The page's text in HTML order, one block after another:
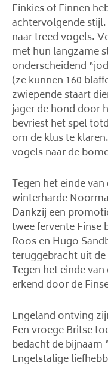
Finkies of Finnen
achtervolgende
naar treed vogels.
met hun langzame
onderscheidend
(ze kunnen 160
zwiepende staart
jager de hond door
bevriest het spel
om de klus te
vogels naar de
Tegen het einde
winterharde
Dankzij een
twee fervente Finse
Roos en Hugo
teruggebracht uit
Tegen het einde
erkend door de
Engeland ontving
Een vroege Britse
bedacht de bijnaam
Engelstalige